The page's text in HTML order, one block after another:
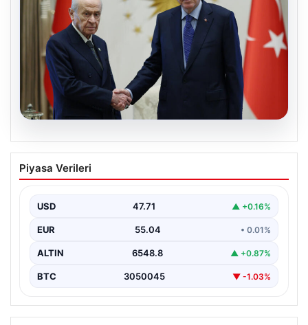
06.08.2026
Cumhurbaşkanı Erdoğan, Devlet
Bahçeli ile görüştü
Piyasa Verileri
USD 47.71 ▲ +0.16%
EUR 55.04 • 0.01%
ALTIN 6548.8 ▲ +0.87%
BTC 3050045 ▼ -1.03%